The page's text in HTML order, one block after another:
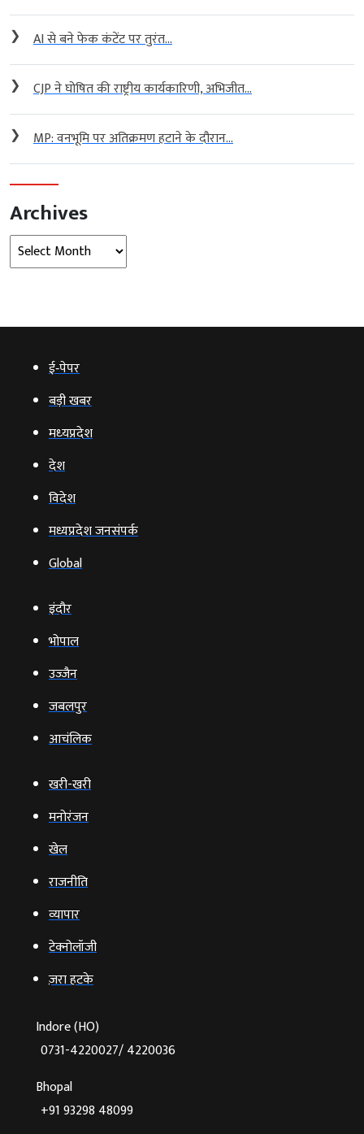
❯ AI से बने फेक कंटेंट पर तुरंत...
❯ CJP ने घोषित की राष्ट्रीय कार्यकारिणी, अभिजीत...
❯ MP: वनभूमि पर अतिक्रमण हटाने के दौरान...
Archives
Archives
ई‑पेपर
बड़ी खबर
मध्‍यप्रदेश
देश
विदेश
मध्यप्रदेश जनसंपर्क
Global
इंदौर
भोपाल
उज्‍जैन
जबलपुर
आचंलिक
खरी-खरी
मनोरंजन
खेल
राजनीति
व्‍यापार
टेक्‍नोलॉजी
ज़रा हटके
Indore (HO)
0731-4220027/ 4220036
Bhopal
+91 93298 48099